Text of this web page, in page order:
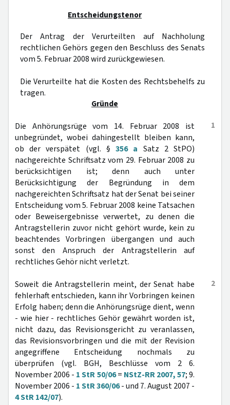
Entscheidungstenor
Der Antrag der Verurteilten auf Nachholung
rechtlichen Gehörs gegen den Beschluss des Senats
vom 5. Februar 2008 wird zurückgewiesen.
Die Verurteilte hat die Kosten des Rechtsbehelfs zu
tragen.
Gründe
1
Die Anhörungsrüge vom 14. Februar 2008 ist
unbegründet, wobei dahingestellt bleiben kann,
ob der verspätet (vgl. §356 a Satz 2 StPO)
nachgereichte Schriftsatz vom 29. Februar 2008 zu
berücksichtigen ist; denn auch unter
Berücksichtigung der Begründung in dem
nachgereichten Schriftsatz hat der Senat bei seiner
Entscheidung vom 5. Februar 2008 keine Tatsachen
oder Beweisergebnisse verwertet, zu denen die
Antragstellerin zuvor nicht gehört wurde, kein zu
beachtendes Vorbringen übergangen und auch
sonst den Anspruch der Antragstellerin auf
rechtliches Gehör nicht verletzt.
2
Soweit die Antragstellerin meint, der Senat habe
fehlerhaft entschieden, kann ihr Vorbringen keinen
Erfolg haben; denn die Anhörungsrüge dient, wenn
- wie hier - rechtliches Gehör gewährt worden ist,
nicht dazu, das Revisionsgericht zu veranlassen,
das Revisionsvorbringen und die mit der Revision
angegriffene Entscheidung nochmals zu
überprüfen (vgl. BGH, Beschlüsse vom 2 6.
November 2006 - 1 StR 50/06= NStZ-RR 2007, 57; 9.
November 2006 - 1 StR 360/06- und 7. August 2007 -
4 StR 142/07).